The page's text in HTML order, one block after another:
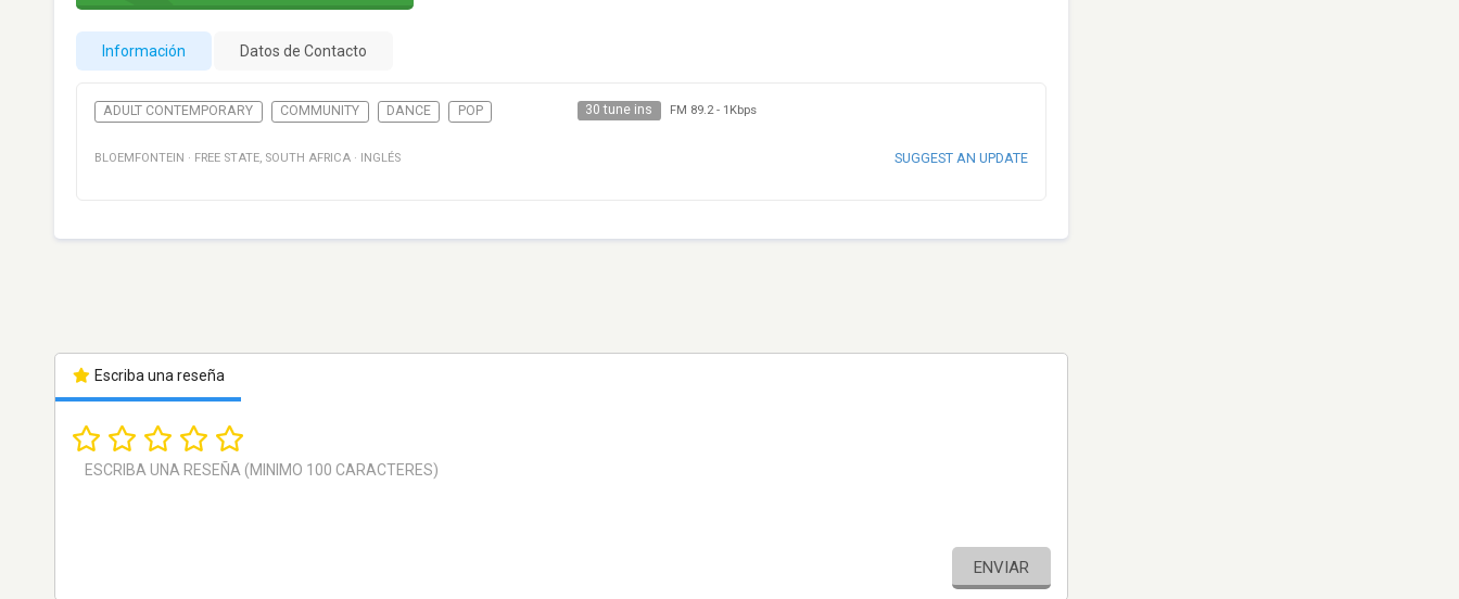
Información Datos de Contacto
ADULT CONTEMPORARY COMMUNITY DANCE POP 30 tune ins FM 89.2- 1Kbps
BLOEMFONTEIN · FREE STATE, SOUTH AFRICA · INGLÉS SUGGEST AN UPDATE
Escriba una reseña
ENVIAR